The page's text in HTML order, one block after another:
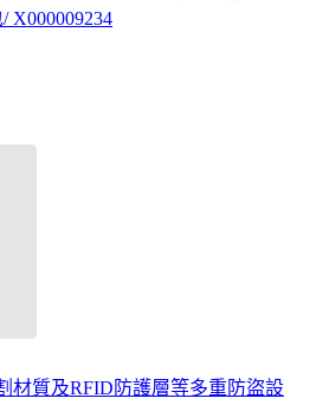
X000009234
材質及RFID防護層等多重防盜設